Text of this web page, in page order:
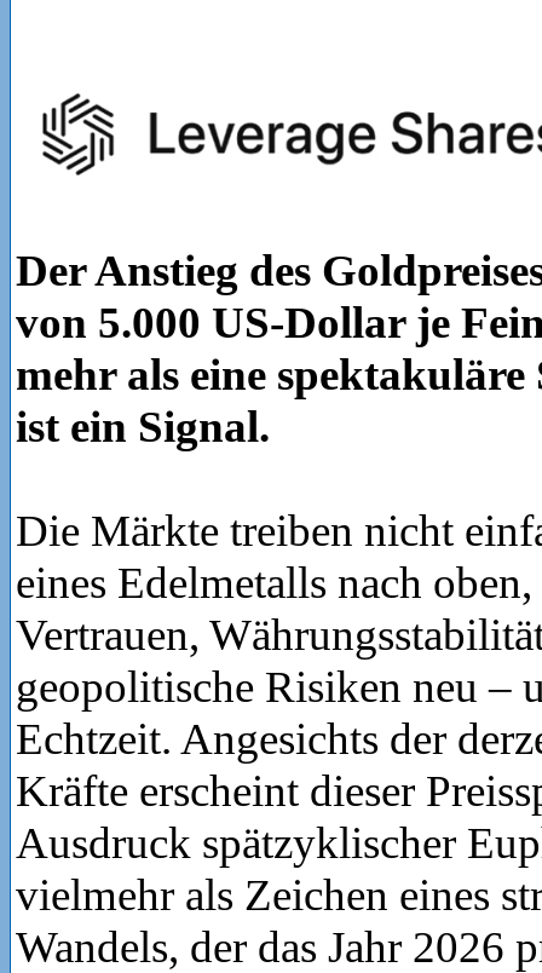
Der Anstieg des
von 5.000 US-Dollar je
mehr als eine spektakuläre
ist ein Signal.
Die Märkte treiben nicht
eines Edelmetalls nach
Vertrauen,
geopolitische Risiken neu –
Echtzeit. Angesichts der
Kräfte erscheint dieser
Ausdruck spätzyklischer
vielmehr als Zeichen eines
Wandels, der das Jahr 2026